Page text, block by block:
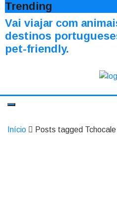
Trending
Vai viajar com
destinos
pet-friendly.
Início Posts tagged